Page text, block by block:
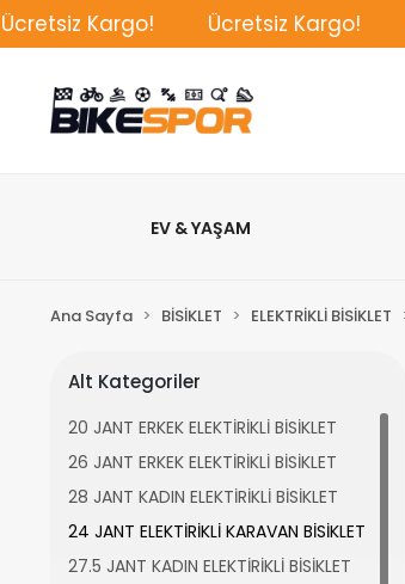
Kargo! Ücretsiz Kargo!
EV & YAŞAM
Ana Sayfa BİSİKLET ELEKTRİKLİ BİSİKLET
Alt Kategoriler
20 JANT ERKEK ELEKTİRİKLİ BİSİKLET
26 JANT ERKEK ELEKTİRİKLİ BİSİKLET
28 JANT KADIN ELEKTİRİKLİ BİSİKLET
24 JANT ELEKTİRİKLİ KARAVAN BİSİKLET
27.5 JANT KADIN ELEKTİRİKLİ BİSİKLET